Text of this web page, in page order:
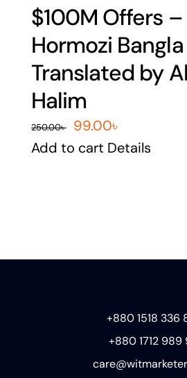
$100M Offers
Hormozi Bangla
Translated by
Halim
250.00৳
Original
price
99.00৳
price
Add to cart Details
+880 1518 336
+880 1712 989